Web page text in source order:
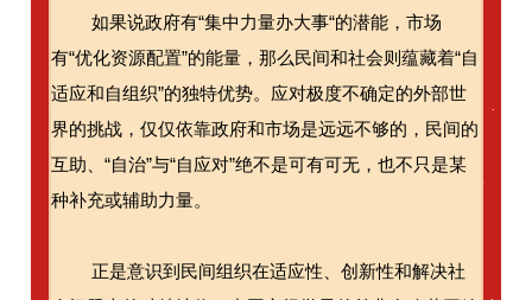
如果说政府有“集中力量办大事“的潜能，市场
有“优化资源配置”的能量，那么民间和社会则蕴藏着“自
适应和自组织”的独特优势。应对极度不确定的外部世
界的挑战，仅仅依靠政府和市场是远远不够的，民间的
互助、“自治”与“自应对”绝不是可有可无，也不只是某
种补充或辅助力量。
正是意识到民间组织在适应性、创新性和解决社